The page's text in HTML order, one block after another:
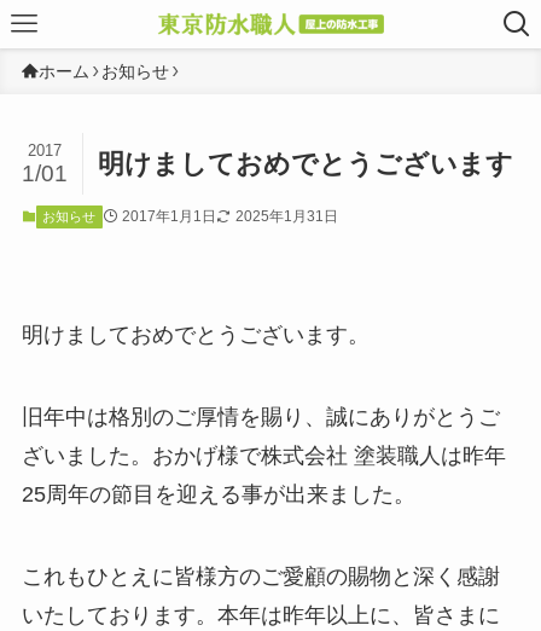
ホーム お知らせ
明けましておめでとうございます
2017
1/01
お知らせ 2017年1月1日 2025年1月31日
明けましておめでとうございます。
旧年中は格別のご厚情を賜り、誠にありがとうご
ざいました。おかげ様で株式会社 塗装職人は昨年
25周年の節目を迎える事が出来ました。
これもひとえに皆様方のご愛顧の賜物と深く感謝
いたしております。本年は昨年以上に、皆さまに